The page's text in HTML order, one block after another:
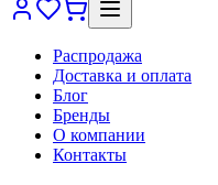
Распродажа
Доставка и оплата
Блог
Бренды
О компании
Контакты